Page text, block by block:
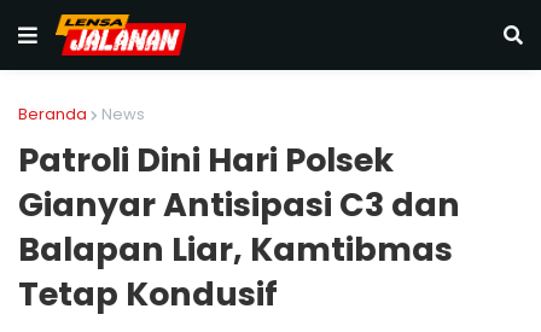
Beranda News
Patroli Dini Hari Polsek
Gianyar Antisipasi C3 dan
Balapan Liar, Kamtibmas
Tetap Kondusif